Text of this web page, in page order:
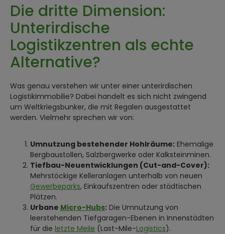
Die dritte Dimension:
Unterirdische
Logistikzentren als echte
Alternative?
Was genau verstehen wir unter einer unterirdischen
Logistikimmobilie? Dabei handelt es sich nicht zwingend
um Weltkriegsbunker, die mit Regalen ausgestattet
werden. Vielmehr sprechen wir von:
Umnutzung bestehender Hohlräume: Ehemalige
Bergbaustollen, Salzbergwerke oder Kalksteinminen.
Tiefbau-Neuentwicklungen (Cut-and-Cover):
Mehrstöckige Kelleranlagen unterhalb von neuen
Gewerbeparks, Einkaufszentren oder städtischen
Plätzen.
Urbane Micro-Hubs: Die Umnutzung von
leerstehenden Tiefgaragen-Ebenen in Innenstädten
für die letzte Meile (Last-Mile-Logistics).